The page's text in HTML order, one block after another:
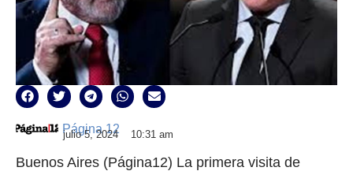
Página 12
julio 5, 2024 10:31 am
Buenos Aires (Página12) La primera visita de